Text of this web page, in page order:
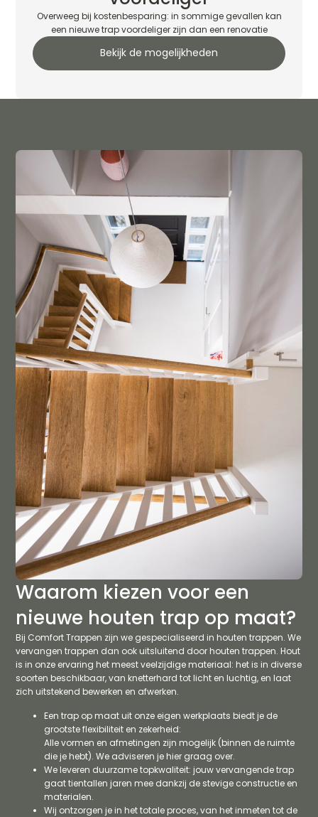
Overweeg bij kostenbesparing: in sommige gevallen kan
een nieuwe trap voordeliger zijn dan een renovatie
Bekijk de mogelijkheden
Waarom kiezen voor een
nieuwe houten trap op maat?
Bij Comfort Trappen zijn we gespecialiseerd in houten trappen. We
vervangen trappen dan ook uitsluitend door houten trappen. Hout
is in onze ervaring het meest veelzijdige materiaal: het is in diverse
soorten beschikbaar, van knetterhard tot licht en luchtig, en laat
zich uitstekend bewerken en afwerken.
Een trap op maat uit onze eigen werkplaats biedt je de
grootste flexibiliteit en zekerheid:
Alle vormen en afmetingen zijn mogelijk (binnen de ruimte
die je hebt). We adviseren je hier graag over.
We leveren duurzame topkwaliteit: jouw vervangende trap
gaat tientallen jaren mee dankzij de stevige constructie en
materialen.
Wij ontzorgen je in het totale proces, van het inmeten tot de